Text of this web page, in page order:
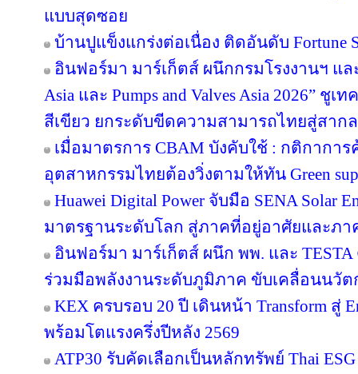
แบบสุดซอย
บ้านปูแข็งแกร่งต่อเนื่อง ติดอันดับ Fortune
อินฟอร์มา มาร์เก็ตส์ ผนึกกรมโรงงานฯ แ
Asia และ Pumps and Valves Asia 2026”
สีเขียว ยกระดับขีดความสามารถไทยสู่สากล
เมื่อมาตรการ CBAM บังคับใช้ : กติกากา
อุตสาหกรรมไทยต้องวิ่งตามให้ทัน Green
Huawei Digital Power จับมือ SENA Solar
มาตรฐานระดับโลก สู่ภาคที่อยู่อาศัยและภา
อินฟอร์มา มาร์เก็ตส์ ผนึก พพ. และ TESTA
ร่วมมือพลังงานระดับภูมิภาค ขับเคลื่อนนวัต
KEX ครบรอบ 20 ปี เดินหน้า Transform สู่
พร้อมโตแรงครึ่งปีหลัง 2569
ATP30 รับคัดเลือกเป็นหลักทรัพย์ Thai ESG